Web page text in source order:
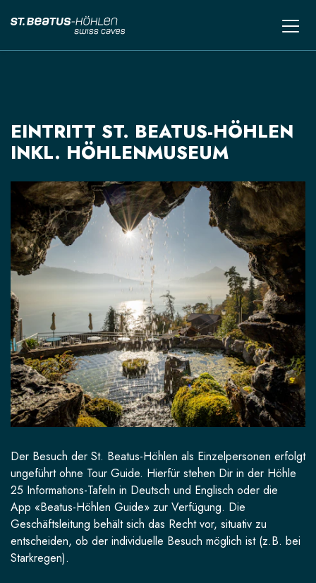
EINTRITT ST. BEATUS-HÖHLEN
INKL. HÖHLENMUSEUM
Der Besuch der St. Beatus-Höhlen als Einzelpersonen erfolgt
ungeführt ohne Tour Guide. Hierfür stehen Dir in der Höhle
25 Informations-Tafeln in Deutsch und Englisch oder die
App «Beatus-Höhlen Guide» zur Verfügung. Die
Geschäftsleitung behält sich das Recht vor, situativ zu
entscheiden, ob der individuelle Besuch möglich ist (z.B. bei
Starkregen).